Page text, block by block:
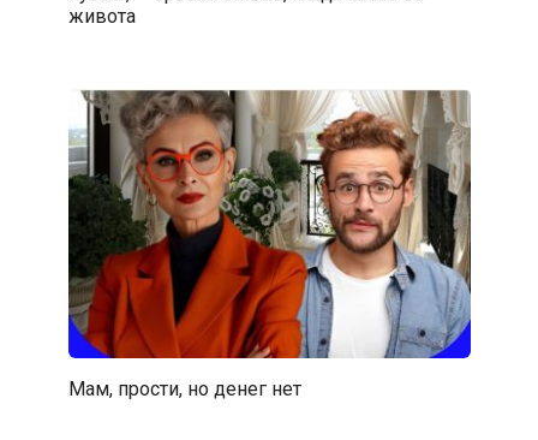
живота
Мам, прости, но денег нет